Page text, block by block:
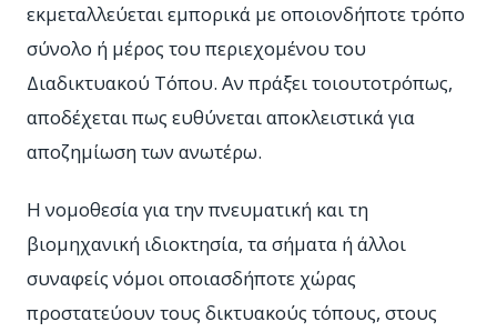
εκμεταλλεύεται εμπορικά με οποιονδήποτε τρόπο
σύνολο ή μέρος του περιεχομένου του
Διαδικτυακού Τόπου. Αν πράξει τοιουτοτρόπως,
αποδέχεται πως ευθύνεται αποκλειστικά για
αποζημίωση των ανωτέρω.
Η νομοθεσία για την πνευματική και τη
βιομηχανική ιδιοκτησία, τα σήματα ή άλλοι
συναφείς νόμοι οποιασδήποτε χώρας
προστατεύουν τους δικτυακούς τόπους, στους